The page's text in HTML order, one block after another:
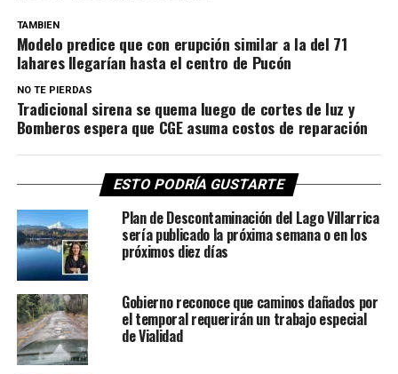
TAMBIEN
Modelo predice que con erupción similar a la del 71
lahares llegarían hasta el centro de Pucón
NO TE PIERDAS
Tradicional sirena se quema luego de cortes de luz y
Bomberos espera que CGE asuma costos de reparación
ESTO PODRÍA GUSTARTE
Plan de Descontaminación del Lago Villarrica
sería publicado la próxima semana o en los
próximos diez días
Gobierno reconoce que caminos dañados por
el temporal requerirán un trabajo especial
de Vialidad